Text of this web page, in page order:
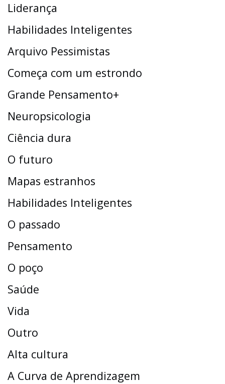
Liderança
Habilidades Inteligentes
Arquivo Pessimistas
Começa com um estrondo
Grande Pensamento+
Neuropsicologia
Ciência dura
O futuro
Mapas estranhos
Habilidades Inteligentes
O passado
Pensamento
O poço
Saúde
Vida
Outro
Alta cultura
A Curva de Aprendizagem